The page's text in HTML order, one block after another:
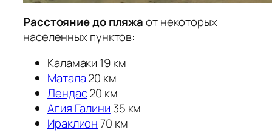
Расстояние до пляжаот некоторых
населенных пунктов:
Каламаки 19 км
Матала20 км
Лендас20 км
Агия Галини 35 км
Ираклион70 км